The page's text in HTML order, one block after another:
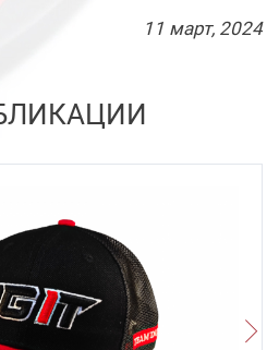
11 март, 2024